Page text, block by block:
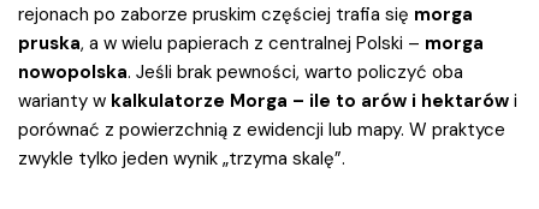
rejonach po zaborze pruskim częściej trafia się morga
pruska, a w wielu papierach z centralnej Polski – morga
nowopolska. Jeśli brak pewności, warto policzyć oba
warianty w kalkulatorze Morga – ile to arów i hektarów i
porównać z powierzchnią z ewidencji lub mapy. W praktyce
zwykle tylko jeden wynik „trzyma skalę”.